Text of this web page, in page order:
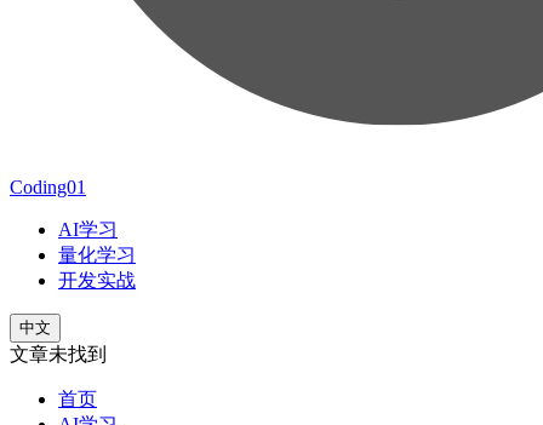
Coding01
AI学习
量化学习
开发实战
中文
文章未找到
首页